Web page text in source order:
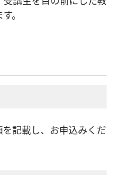
。
記載し、お申込みくだ